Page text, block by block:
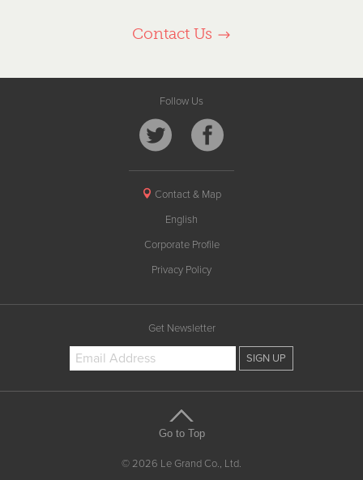
Contact Us
Follow Us
Contact & Map
English
Corporate Profile
Privacy Policy
Get Newsletter
Go to Top
© 2026 Le Grand Co., Ltd.